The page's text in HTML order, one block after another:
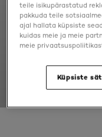
teile isikupärastatud
pakkuda teile
ajal hallata küpsiste
kuidas meie ja meie
meie
Küpsiste